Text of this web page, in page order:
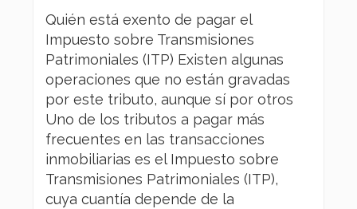
Quién está exento de pagar el
Impuesto sobre Transmisiones
Patrimoniales (ITP) Existen algunas
operaciones que no están gravadas
por este tributo, aunque sí por otros
Uno de los tributos a pagar más
frecuentes en las transacciones
inmobiliarias es el Impuesto sobre
Transmisiones Patrimoniales (ITP),
cuya cuantía depende de la